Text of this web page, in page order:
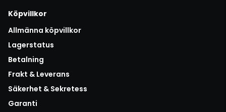
Köpvillkor
Allmänna köpvillkor
Lagerstatus
Betalning
Frakt & Leverans
Säkerhet & Sekretess
Garanti